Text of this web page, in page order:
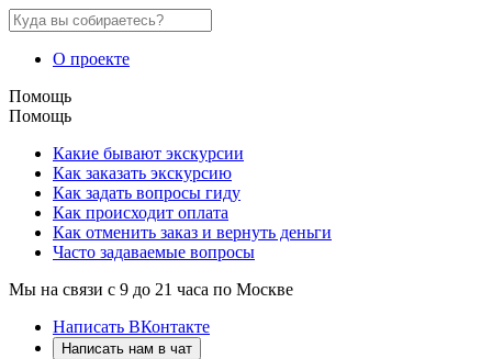
О проекте
Помощь
Помощь
Какие бывают экскурсии
Как заказать экскурсию
Как задать вопросы гиду
Как происходит оплата
Как отменить заказ и вернуть деньги
Часто задаваемые вопросы
Мы на связи с 9 до 21 часа по Москве
Написать ВКонтакте
Написать нам в чат